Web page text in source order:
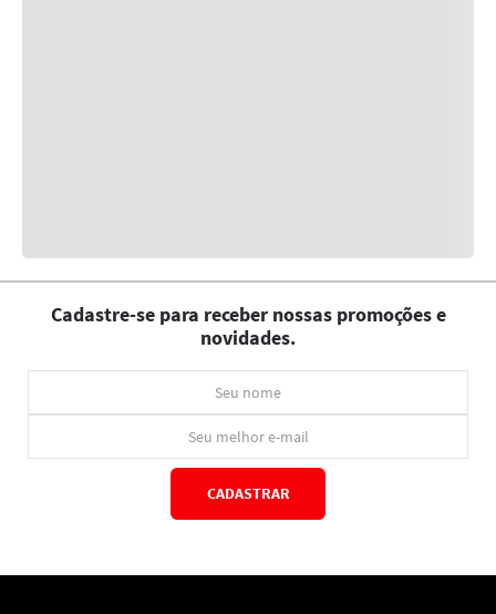
Cadastre-se para receber nossas promoções e
novidades.
CADASTRAR